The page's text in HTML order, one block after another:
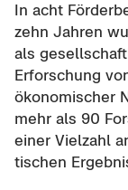
In acht
zehn Jah­ren
als
Er­for­schung
öko­no­mi­scher
mehr als 90
einer Viel­zahl
ti­schen